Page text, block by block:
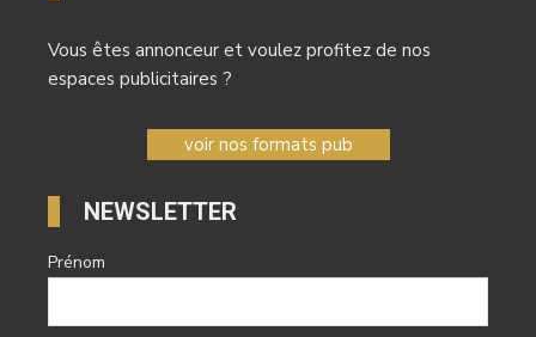
Vous êtes annonceur et voulez profitez de nos
espaces publicitaires ?
voir nos formats pub
NEWSLETTER
Prénom